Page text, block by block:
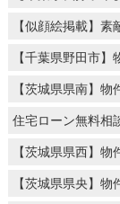
【似顔絵掲載】
【千葉県野田市】
【茨城県県南】物
住宅ローン無料相
【茨城県県西】物
【茨城県県央】物